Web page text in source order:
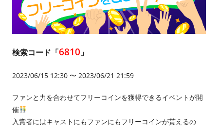
検索コード「6810 」
2023/06/15 12:30 〜 2023/06/21 21:59
ファンと力を合わせてフリーコインを獲得できるイベントが開
催
入賞者にはキャストにもファンにもフリーコインが貰えるの